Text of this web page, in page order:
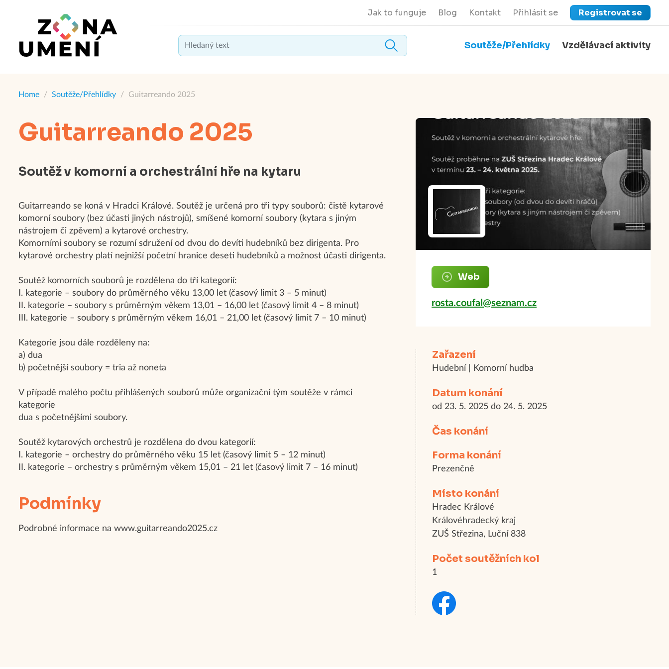
Jak to funguje Blog Kontakt Přihlásit se Registrovat se
Soutěže/Přehlídky Vzdělávací aktivity
Home / Soutěže/Přehlídky / Guitarreando 2025
Web
rosta.coufal@seznam.cz
Zařazení
Hudební | Komorní hudba
Datum konání
od 23. 5. 2025 do 24. 5. 2025
Čas konání
Forma konání
Prezenčně
Místo konání
Hradec Králové
Královéhradecký kraj
ZUŠ Střezina, Luční 838
Počet soutěžních kol
1
Guitarreando 2025
Soutěž v komorní a orchestrální hře na kytaru
Guitarreando se koná v Hradci Králové. Soutěž je určená pro tři typy souborů: čistě kytarové
komorní soubory (bez účasti jiných nástrojů), smíšené komorní soubory (kytara s jiným
nástrojem či zpěvem) a kytarové orchestry.
Komorními soubory se rozumí sdružení od dvou do devíti hudebníků bez dirigenta. Pro
kytarové orchestry platí nejnižší početní hranice deseti hudebníků a možnost účasti dirigenta.
Soutěž komorních souborů je rozdělena do tří kategorií:
I. kategorie – soubory do průměrného věku 13,00 let (časový limit 3 – 5 minut)
II. kategorie – soubory s průměrným věkem 13,01 – 16,00 let (časový limit 4 – 8 minut)
III. kategorie – soubory s průměrným věkem 16,01 – 21,00 let (časový limit 7 – 10 minut)
Kategorie jsou dále rozděleny na:
a) dua
b) početnější soubory = tria až noneta
V případě malého počtu přihlášených souborů může organizační tým soutěže v rámci
kategorie
dua s početnějšími soubory.
Soutěž kytarových orchestrů je rozdělena do dvou kategorií:
I. kategorie – orchestry do průměrného věku 15 let (časový limit 5 – 12 minut)
II. kategorie – orchestry s průměrným věkem 15,01 – 21 let (časový limit 7 – 16 minut)
Podmínky
Podrobné informace na www.guitarreando2025.cz